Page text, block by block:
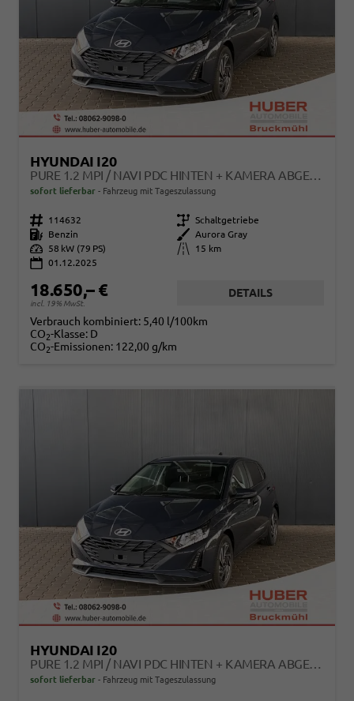
HYUNDAI I20
PURE 1.2 MPI / NAVI PDC HINTEN + KAMERA ABGEDUNKELTE SCHEIBEN TEMPOMAT ALU 16"
sofort lieferbar Fahrzeug mit Tageszulassung
Fahrzeugnr. 114632 Getriebe Schaltgetriebe
Kraftstoff
Benzin Außenfarbe
Aurora Gray
Leistung
58 kW (79 PS) Kilometerstand
15 km
01.12.2025
18.650,– €
incl. 19% MwSt.
DETAILS
Verbrauch kombiniert: 5,40 l/100km
CO2-Klasse: D
CO2-Emissionen: 122,00 g/km
HYUNDAI I20
PURE 1.2 MPI / NAVI PDC HINTEN + KAMERA ABGEDUNKELTE SCHEIBEN TEMPOMAT ALU 16"
sofort lieferbar Fahrzeug mit Tageszulassung